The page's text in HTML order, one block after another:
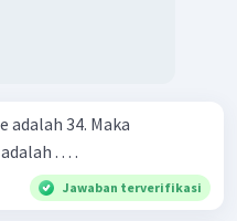
adalah 34. Maka
. . . .
Jawaban terverifikasi